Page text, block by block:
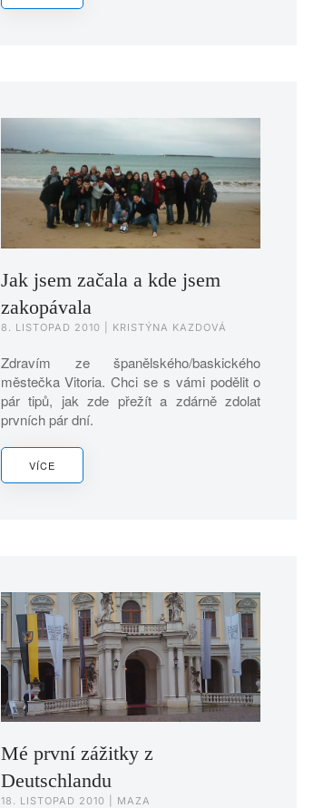
Jak jsem začala a kde jsem
zakopávala
8. LISTOPAD 2010 | KRISTÝNA KAZDOVÁ
Zdravím ze španělského/baskického
městečka Vitoria. Chci se s vámi podělit o
pár tipů, jak zde přežít a zdárně zdolat
prvních pár dní.
VÍCE
Mé první zážitky z
Deutschlandu
18. LISTOPAD 2010 | MAZA